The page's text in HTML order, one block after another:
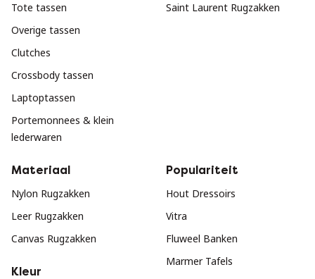
Tote tassen
Overige tassen
Clutches
Crossbody tassen
Laptoptassen
Portemonnees & klein
lederwaren
Saint Laurent Rugzakken
Materiaal
Nylon Rugzakken
Leer Rugzakken
Canvas Rugzakken
Kleur
Populariteit
Hout Dressoirs
Vitra
Fluweel Banken
Marmer Tafels